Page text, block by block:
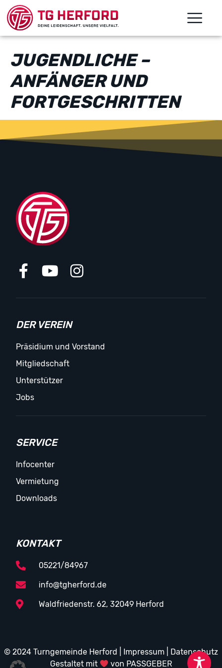
JUGENDLICHE –
ANFÄNGER UND
FORTGESCHRITTEN
DER VEREIN
Präsidium und Vorstand
Mitgliedschaft
Unterstützer
Jobs
SERVICE
Infocenter
Vermietung
Downloads
KONTAKT
05221/84967
info@tgherford.de
Waldfriedenstr. 62, 32049 Herford
© 2024 Turngemeinde Herford | Impressum
Datenschutz
Gestaltet mit
von PASSGEBER